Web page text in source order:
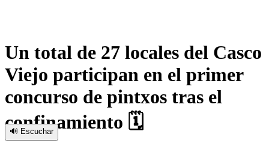
Un total de 27 locales del Casco
Viejo participan en el primer
concurso de pintxos tras el
confinamiento 🗓
🔊 Escuchar